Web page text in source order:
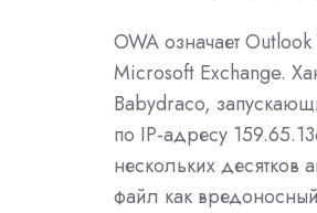
OWA означает
Microsoft Exchange.
Babydraco,
по IP-адресу
нескольких десятков
файл как